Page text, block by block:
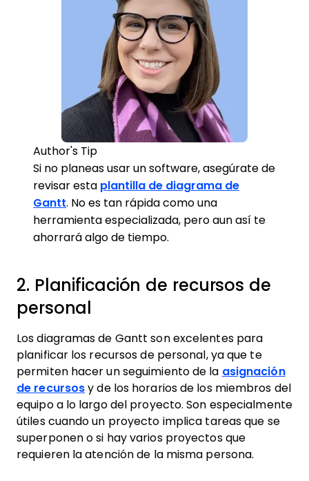
Author's Tip
Si no planeas usar un software, asegúrate de
revisar esta plantilla de diagrama de
Gantt. No es tan rápida como una
herramienta especializada, pero aun así te
ahorrará algo de tiempo.
2. Planificación de recursos de
personal
Los diagramas de Gantt son excelentes para
planificar los recursos de personal, ya que te
permiten hacer un seguimiento de la asignación
de recursos y de los horarios de los miembros del
equipo a lo largo del proyecto. Son especialmente
útiles cuando un proyecto implica tareas que se
superponen o si hay varios proyectos que
requieren la atención de la misma persona.